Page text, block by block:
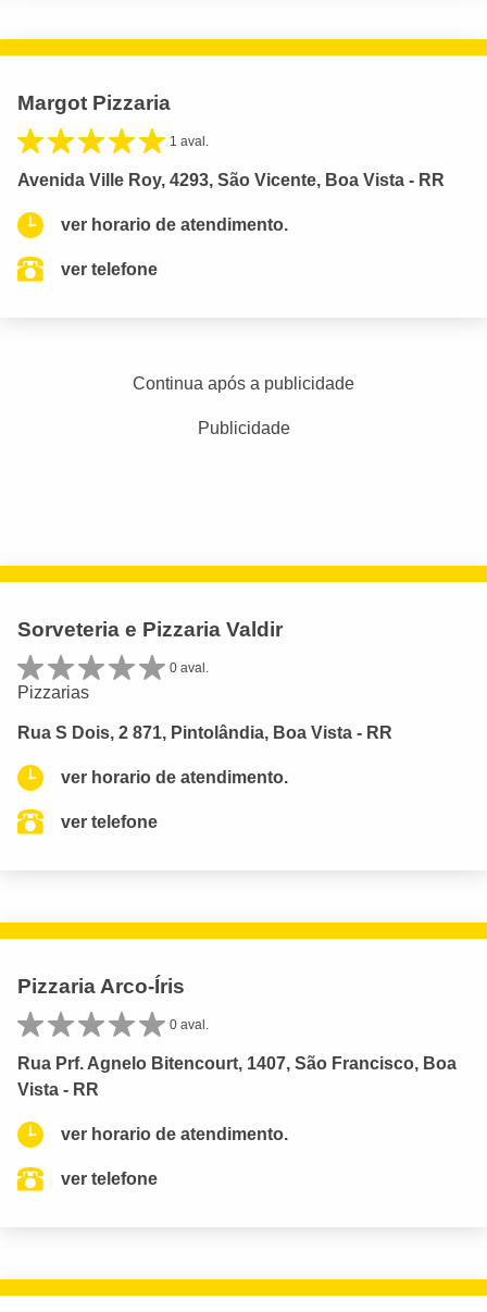
Margot Pizzaria
1 aval.
Avenida Ville Roy, 4293, São Vicente, Boa Vista - RR
ver horario de atendimento.
ver telefone
Continua após a publicidade
Publicidade
Sorveteria e Pizzaria Valdir
0 aval.
Pizzarias
Rua S Dois, 2 871, Pintolândia, Boa Vista - RR
ver horario de atendimento.
ver telefone
Pizzaria Arco-Íris
0 aval.
Rua Prf. Agnelo Bitencourt, 1407, São Francisco, Boa
Vista - RR
ver horario de atendimento.
ver telefone